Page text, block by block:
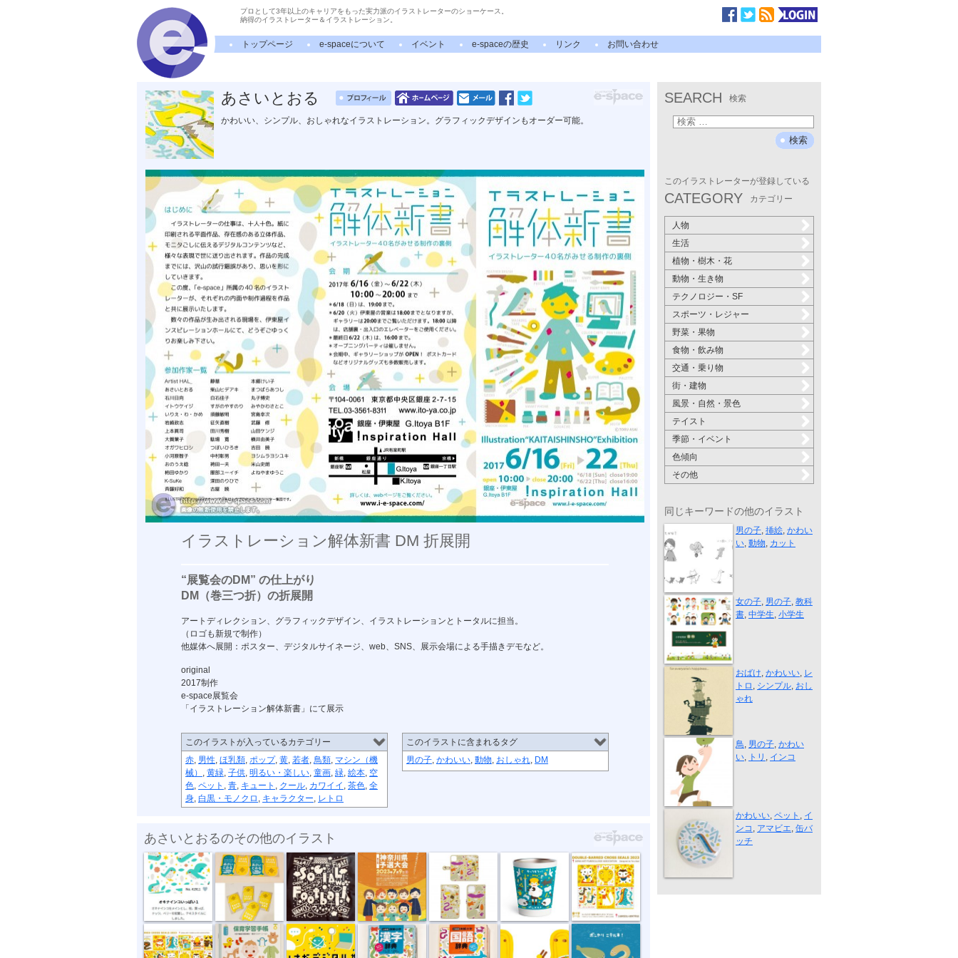
プロとして3年以上のキャリアをもった実力派のイラストレーターのショーケース。
納得のイラストレーター＆イラストレーション。
トップページ e-spaceについて イベント e-spaceの歴史 リンク お問い合わせ
あさいとおる
かわいい、シンプル、おしゃれなイラストレーション。グラフィックデザインもオーダー可能。
イラストレーション解体新書 DM 折展開
“展覧会のDM” の仕上がり
DM（巻三つ折）の折展開
アートディレクション、グラフィックデザイン、イラストレーションとトータルに担当。
（ロゴも新規で制作）
他媒体へ展開：ポスター、デジタルサイネージ、web、SNS、展示会場による手描きデモなど。
original
2017制作
e-space展覧会
「イラストレーション解体新書」にて展示
このイラストが入っているカテゴリー
赤, 男性, ほ乳類, ポップ, 黄, 若者, 鳥類, マシン（機
械） , 黄緑, 子供, 明るい・楽しい, 童画, 緑, 絵本, 空
色, ペット , 青, キュート , クール, カワイイ , 茶色, 全
身, 白黒・モノクロ , キャラクター, レトロ
このイラストに含まれるタグ
男の子, かわいい, 動物, おしゃれ, DM
あさいとおるのその他のイラスト
テキスタイル... 名刺2022 ソーシャルフ... “複十字シー...
“複十字シー... 母子健康手帳... ちいさなデジ... 例解小学 漢... 例解小学 国... タンメンの仙... ボンヤリ ニ...
SEARCH 検索
このイラストレーターが登録している
CATEGORY カテゴリー
人物
生活
植物・樹木・花
動物・生き物
テクノロジー・SF
スポーツ・レジャー
野菜・果物
食物・飲み物
交通・乗り物
街・建物
風景・自然・景色
テイスト
季節・イベント
色傾向
その他
同じキーワードの他のイラスト
“超入門 英...
男の子, 挿絵, かわい
い, 動物, カット
“大日本図書”
女の子, 男の子, 教科
書, 中学生, 小学生
Ghost tower
おばけ, かわいい, レ
トロ , シンプル, おし
ゃれ
Boy and Para...
鳥, 男の子, かわい
い, トリ , インコ
缶バッチ「ア...
かわいい, ペット , イ
ンコ , アマビエ, 缶バ
ッチ